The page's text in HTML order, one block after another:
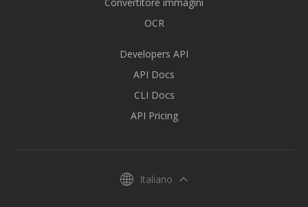
OCR
Developers API
API Docs
CLI Docs
API Pricing
Italiano